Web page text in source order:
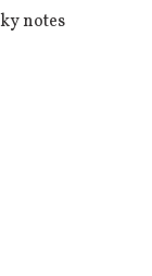
notes